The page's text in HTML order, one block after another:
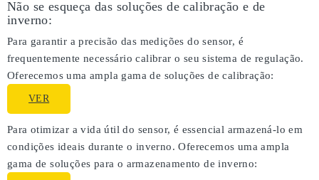
Não se esqueça das soluções de calibração e de
inverno:
Para garantir a precisão das medições do sensor, é
frequentemente necessário calibrar o seu sistema de regulação.
Oferecemos uma ampla gama de soluções de calibração:
VER
Para otimizar a vida útil do sensor, é essencial armazená-lo em
condições ideais durante o inverno. Oferecemos uma ampla
gama de soluções para o armazenamento de inverno: